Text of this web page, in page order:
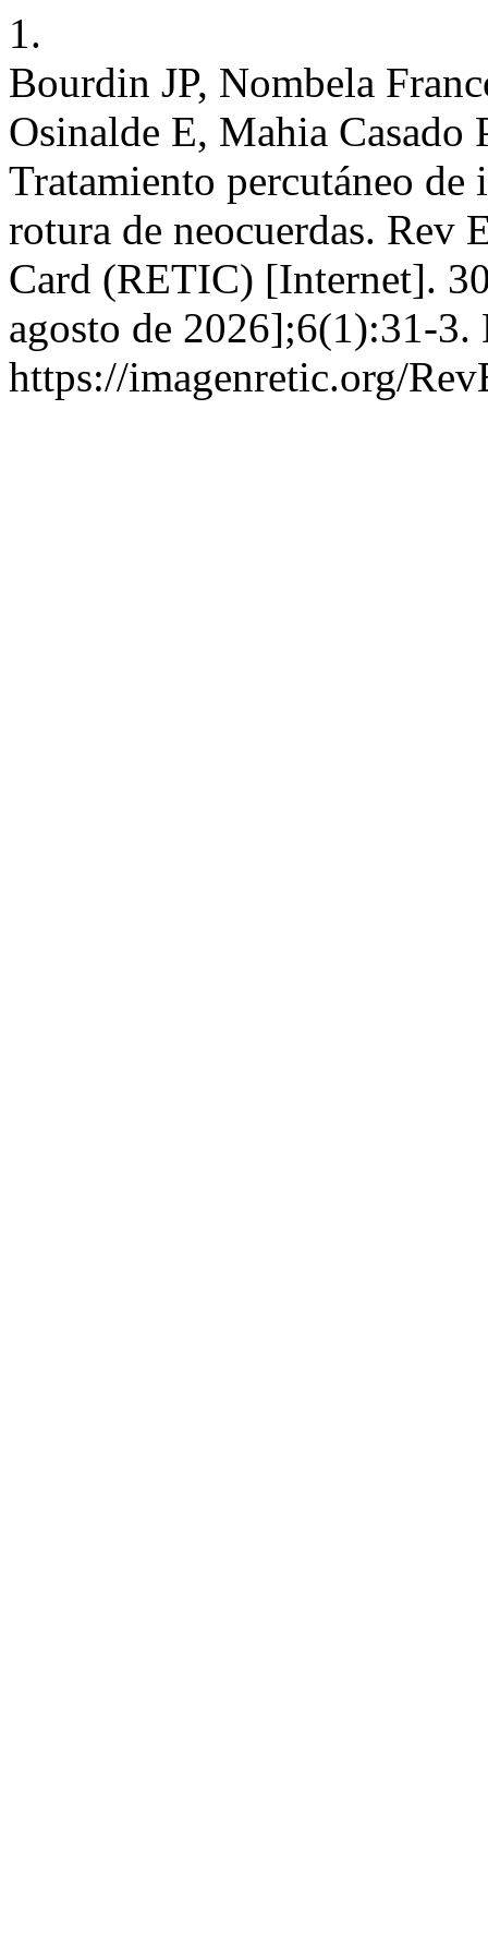
1.
Bourdin JP, Nombela
Osinalde E, Mahia Casado
Tratamiento percutáneo
rotura de neocuerdas. Rev
Card (RETIC) [Internet].
agosto de 2026];6(1):31-3.
https://imagenretic.org/